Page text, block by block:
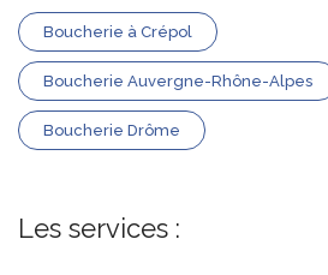
Boucherie à Crépol
Boucherie Auvergne-Rhône-Alpes
Boucherie Drôme
Les services :